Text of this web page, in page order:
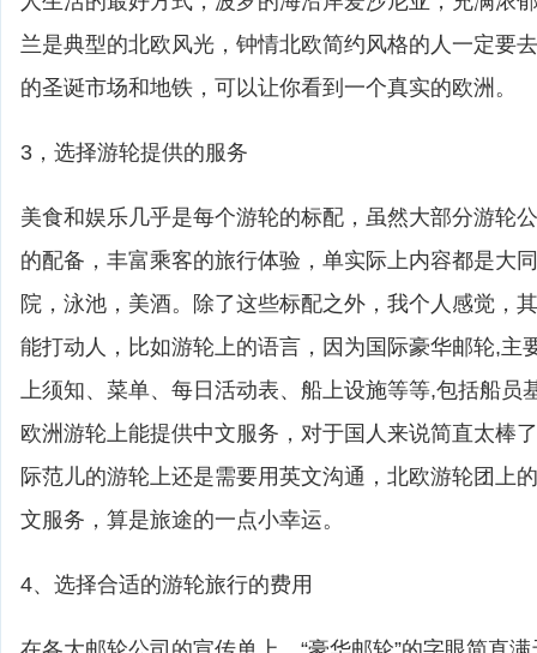
兰是典型的北欧风光，钟情北欧简约风格的人一定要
的圣诞市场和地铁，可以让你看到一个真实的欧洲。
3，选择游轮提供的服务
美食和娱乐几乎是每个游轮的标配，虽然大部分游轮
的配备，丰富乘客的旅行体验，单实际上内容都是大
院，泳池，美酒。除了这些标配之外，我个人感觉，
能打动人，比如游轮上的语言，因为国际豪华邮轮,主
上须知、菜单、每日活动表、船上设施等等,包括船员
欧洲游轮上能提供中文服务，对于国人来说简直太棒
际范儿的游轮上还是需要用英文沟通，北欧游轮团上
文服务，算是旅途的一点小幸运。
4、选择合适的游轮旅行的费用